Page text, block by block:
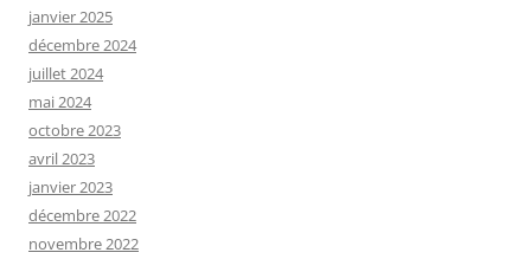
janvier 2025
décembre 2024
juillet 2024
mai 2024
octobre 2023
avril 2023
janvier 2023
décembre 2022
novembre 2022